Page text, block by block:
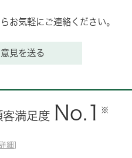
お気軽にご連絡ください。
見を送る
満足度 No.1 ※
細]